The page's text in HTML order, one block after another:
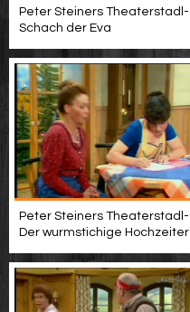
Peter Steiners Theaterstadl-
Schach der Eva
Peter Steiners Theaterstadl-
Der wurmstichige Hochzeiter